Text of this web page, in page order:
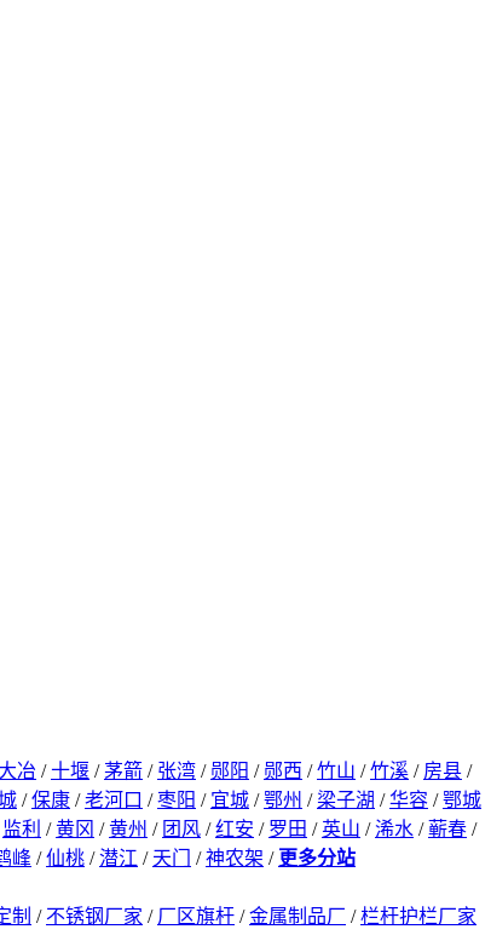
大冶 /十堰 /茅箭 / 张湾 / 郧阳 / 郧西 /竹山 /竹溪 / 房县 /
/保康 /老河口 /枣阳 / 宜城 /鄂州 / 梁子湖 /华容 /鄂城
监利 /黄冈 /黄州 / 团风 /红安 / 罗田 / 英山 /浠水 /蕲春 /
峰 /仙桃 /潜江 / 天门 /神农架 / 更多分站
制 / 不锈钢厂家 / 厂区旗杆 /金属制品厂 /栏杆护栏厂家